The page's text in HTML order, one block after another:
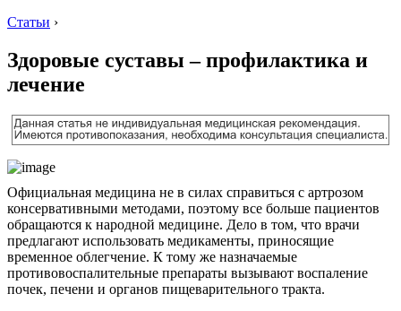
Статьи ›
Здоровые суставы – профилактика и
лечение
Официальная медицина не в силах справиться с артрозом
консервативными методами, поэтому все больше пациентов
обращаются к народной медицине. Дело в том, что врачи
предлагают использовать медикаменты, приносящие
временное облегчение. К тому же назначаемые
противовоспалительные препараты вызывают воспаление
почек, печени и органов пищеварительного тракта.